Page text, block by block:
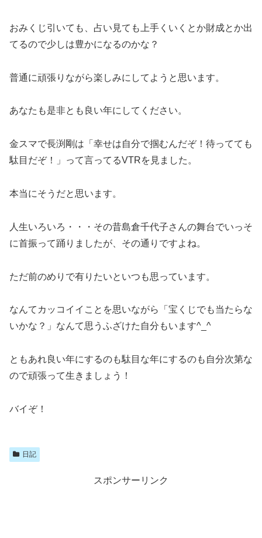
おみくじ引いても、占い見ても上手くいくとか財成とか出
てるので少しは豊かになるのかな？
普通に頑張りながら楽しみにしてようと思います。
あなたも是非とも良い年にしてください。
金スマで長渕剛は「幸せは自分で掴むんだぞ！待ってても
駄目だぞ！」って言ってるVTRを見ました。
本当にそうだと思います。
人生いろいろ・・・その昔島倉千代子さんの舞台でいっそ
に首振って踊りましたが、その通りですよね。
ただ前のめりで有りたいといつも思っています。
なんてカッコイイことを思いながら「宝くじでも当たらな
いかな？」なんて思うふざけた自分もいます^_^
ともあれ良い年にするのも駄目な年にするのも自分次第な
ので頑張って生きましょう！
バイぞ！
日記
スポンサーリンク